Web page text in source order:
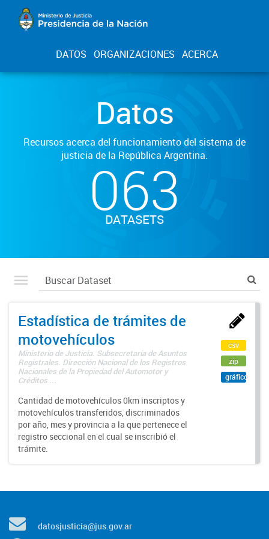
DATOS ORGANIZACIONES ACERCA
Datos
Recursos acerca del funcionamiento del sistema de
justicia de la República Argentina.
063
DATASETS
Estadística de trámites de
motovehículos
Ministerio de Justicia. Subsecretaría de Asuntos
Registrales. Dirección Nacional de los Registros
Nacionales de la Propiedad del Automotor y
Créditos ...
Cantidad de motovehículos 0km inscriptos y
motovehículos transferidos, discriminados
por año, mes y provincia a la que pertenece el
registro seccional en el cual se inscribió el
trámite.
csv
zip
gráfico
datosjusticia@jus.gov.ar